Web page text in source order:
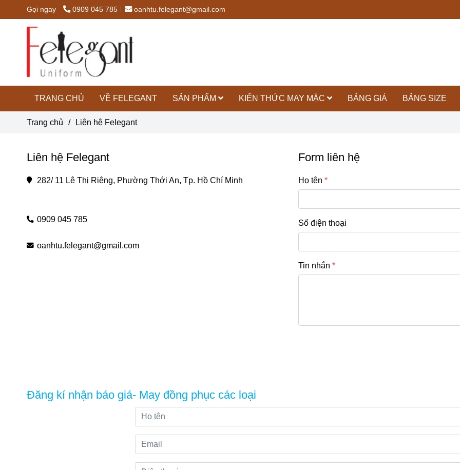
Gọi ngay 0909 045 785 oanhtu.felegant@gmail.com
TRANG CHỦ VỀ FELEGANT SẢN PHẨM KIẾN THỨC MAY MẶC BẢNG GIÁ BẢNG SIZE
Trang chủ / Liên hệ Felegant
Liên hệ Felegant
282/ 11 Lê Thị Riêng, Phường Thới An, Tp. Hồ Chí Minh
0909 045 785
oanhtu.felegant@gmail.com
Form liên hệ
Họ tên
Số điện thoại
Tin nhắn
Đăng kí nhận báo giá- May đồng phục các loại